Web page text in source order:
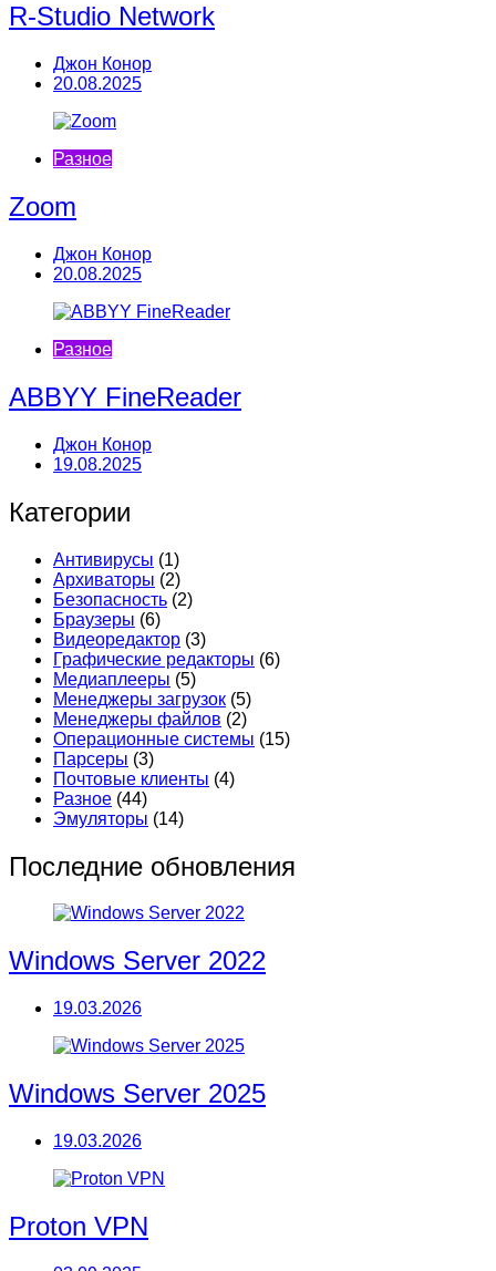
R-Studio Network
Джон Конор
20.08.2025
Разное
Zoom
Джон Конор
20.08.2025
Разное
ABBYY FineReader
Джон Конор
19.08.2025
Категории
Антивирусы (1)
Архиваторы (2)
Безопасность (2)
Браузеры (6)
Видеоредактор (3)
Графические редакторы (6)
Медиаплееры (5)
Менеджеры загрузок (5)
Менеджеры файлов (2)
Операционные системы (15)
Парсеры (3)
Почтовые клиенты (4)
Разное (44)
Эмуляторы (14)
Последние обновления
Windows Server 2022
19.03.2026
Windows Server 2025
19.03.2026
Proton VPN